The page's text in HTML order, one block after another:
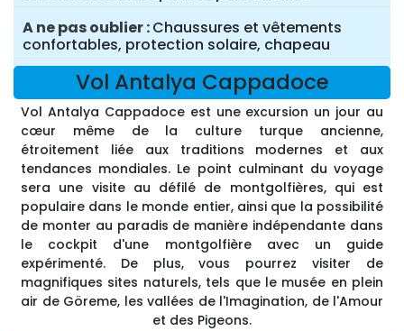
A ne pas oublier Chaussures et vêtements
confortables, protection solaire, chapeau
Vol Antalya Cappadoce
Vol Antalya Cappadoce est une excursion un jour au
cœur même de la culture turque ancienne,
étroitement liée aux traditions modernes et aux
tendances mondiales. Le point culminant du voyage
sera une visite au défilé de montgolfières, qui est
populaire dans le monde entier, ainsi que la possibilité
de monter au paradis de manière indépendante dans
le cockpit d'une montgolfière avec un guide
expérimenté. De plus, vous pourrez visiter de
magnifiques sites naturels, tels que le musée en plein
air de Göreme, les vallées de l'Imagination, de l'Amour
et des Pigeons.